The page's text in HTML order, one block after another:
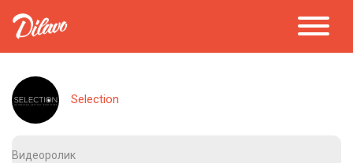
Selection
Видеоролик